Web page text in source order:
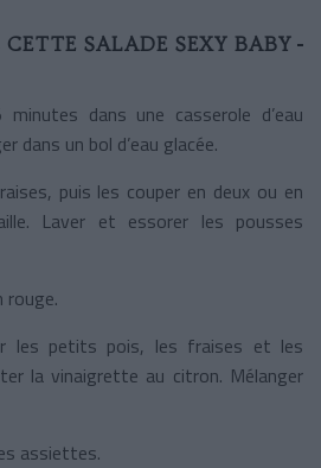
SALADE SEXY BABY
dans une casserole d’eau
dans un bol d’eau glacée.
puis les couper en deux ou en
Laver et essorer les pousses
rouge.
les petits pois, les fraises et les
la vinaigrette au citron. Mélanger
assiettes.